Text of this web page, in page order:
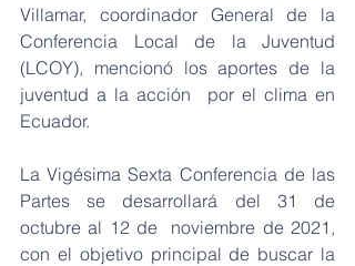
Villamar, coordinador General de la
Conferencia Local de la Juventud
(LCOY), mencionó los aportes de la
juventud a la acción  por el clima en
Ecuador.
La Vigésima Sexta Conferencia de las
Partes se desarrollará del 31 de
octubre al 12 de  noviembre de 2021,
con el objetivo principal de buscar la